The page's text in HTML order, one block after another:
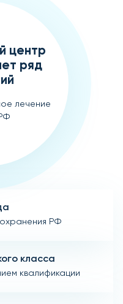
центр
ряд
лечение
РФ
класса
квалификации